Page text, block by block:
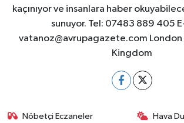
kaçınıyor ve insanlara haber
sunuyor. Tel: 07483 889 405
vatanoz@avrupagazete.com London
Kingdom
Nöbetçi Eczaneler Hava